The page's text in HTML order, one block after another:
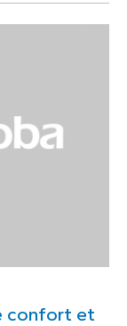
confort et